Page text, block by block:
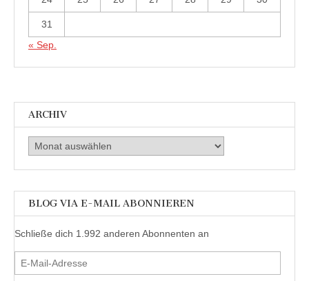
31
« Sep.
ARCHIV
Archiv
BLOG VIA E-MAIL ABONNIEREN
Schließe dich 1.992 anderen Abonnenten an
E-
Mail-